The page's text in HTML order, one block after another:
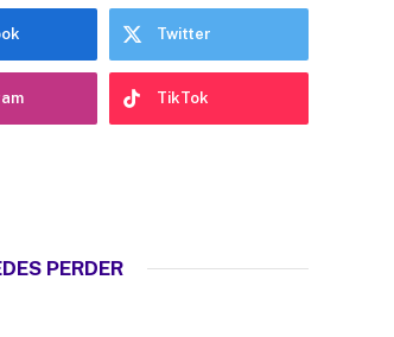
Twitter
TikTok
PERDER